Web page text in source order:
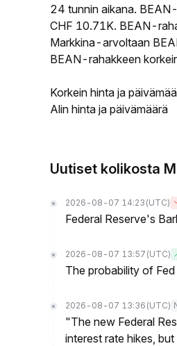
24 tunnin aikana.
CHF 10.71K. BEAN-
Markkina-arvoltaan
BEAN-rahakkeen
Korkein hinta ja
Alin hinta ja päivämäärä
Uutiset kolikosta
2026-08-07 14:23 (UTC)
Federal Reserve's
2026-08-07 13:57 (UTC)
The probability of
2026-08-07 13:36 (UTC)
"The new Federal
interest rate hikes,